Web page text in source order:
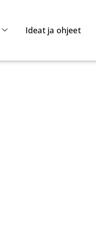
Ideat ja ohjeet